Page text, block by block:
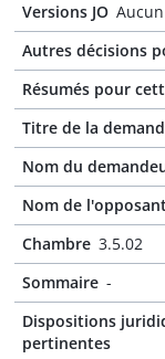
Versions JO
Autres décisions
Résumés pour
Titre de la
Nom du
Nom de l'opposant
Chambre 3.5.02
Sommaire -
Dispositions
pertinentes